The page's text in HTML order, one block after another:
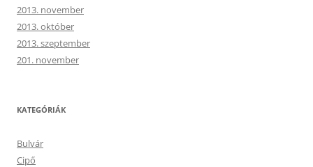
2013. november
2013. október
2013. szeptember
201. november
KATEGÓRIÁK
Bulvár
Cipő